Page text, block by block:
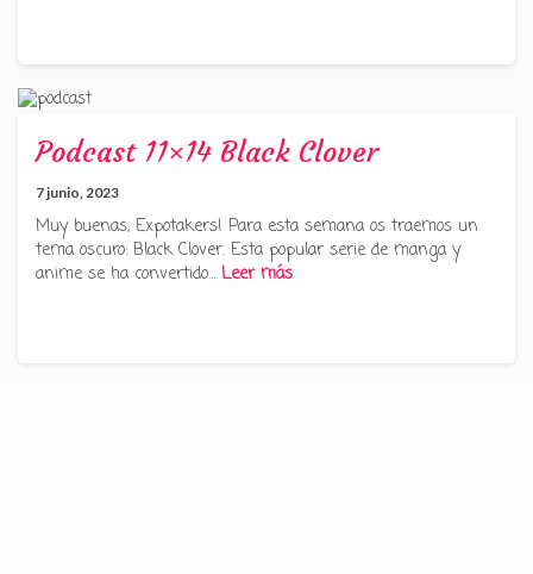
Podcast 11×14 Black Clover
7 junio, 2023
Muy buenas, Expotakers! Para esta semana os traemos un
tema oscuro: Black Clover. Esta popular serie de manga y
anime se ha convertido… Leer más